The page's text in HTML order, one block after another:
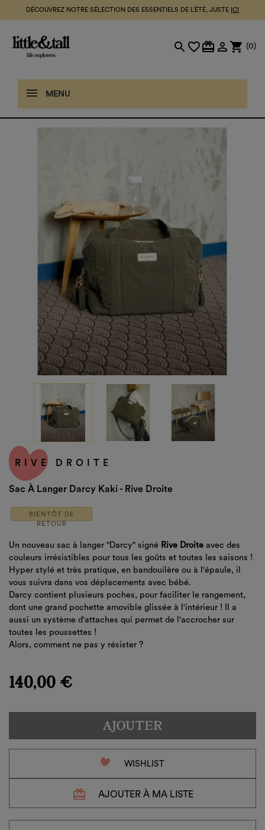
DÉCOUVREZ NOTRE SÉLECTION DES ESSENTIELS DE L'ÉTÉ, JUSTE ICI
search favorite_bordercard_giftcard  shopping_cart (0)
MENU
RIVE DROITE
Sac À Langer Darcy Kaki - Rive Droite
BIENTÔT DE
RETOUR
Un nouveau sac à langer "Darcy" signé Rive Droite avec des
couleurs irrésistibles pour tous les goûts et toutes les saisons !
Hyper stylé et très pratique, en bandouilère ou à l'épaule, il
vous suivra dans vos déplacements avec bébé.
Darcy contient plusieurs poches, pour faciliter le rangement,
dont une grand pochette amovible glissée à l'intérieur ! Il a
aussi un système d'attaches qui permet de l'accrocher sur
toutes les poussettes !
Alors, comment ne pas y résister ?
140,00 €
AJOUTER
favorite_border WISHLIST
redeem AJOUTER À MA LISTE